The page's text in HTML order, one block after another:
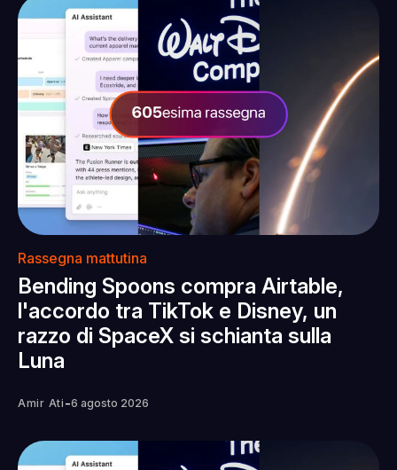
Rassegna mattutina
Bending Spoons compra Airtable,
l'accordo tra TikTok e Disney, un
razzo di SpaceX si schianta sulla
Luna
Amir Ati -6 agosto 2026